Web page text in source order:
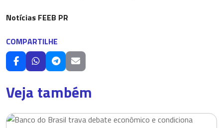
Notícias FEEB PR
COMPARTILHE
Veja também